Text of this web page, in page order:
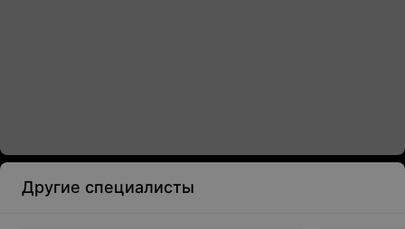
Другие специалисты